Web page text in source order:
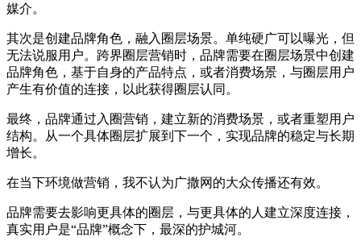
媒介。
其次是创建品牌角色，融入圈层场景。单纯硬广可以曝光，但
无法说服用户。跨界圈层营销时，品牌需要在圈层场景中创建
品牌角色，基于自身的产品特点，或者消费场景，与圈层用户
产生有价值的连接，以此获得圈层认同。
最终，品牌通过入圈营销，建立新的消费场景，或者重塑用户
结构。从一个具体圈层扩展到下一个，实现品牌的稳定与长期
增长。
在当下环境做营销，我不认为广撒网的大众传播还有效。
品牌需要去影响更具体的圈层，与更具体的人建立深度连接，
真实用户是“品牌”概念下，最深的护城河。